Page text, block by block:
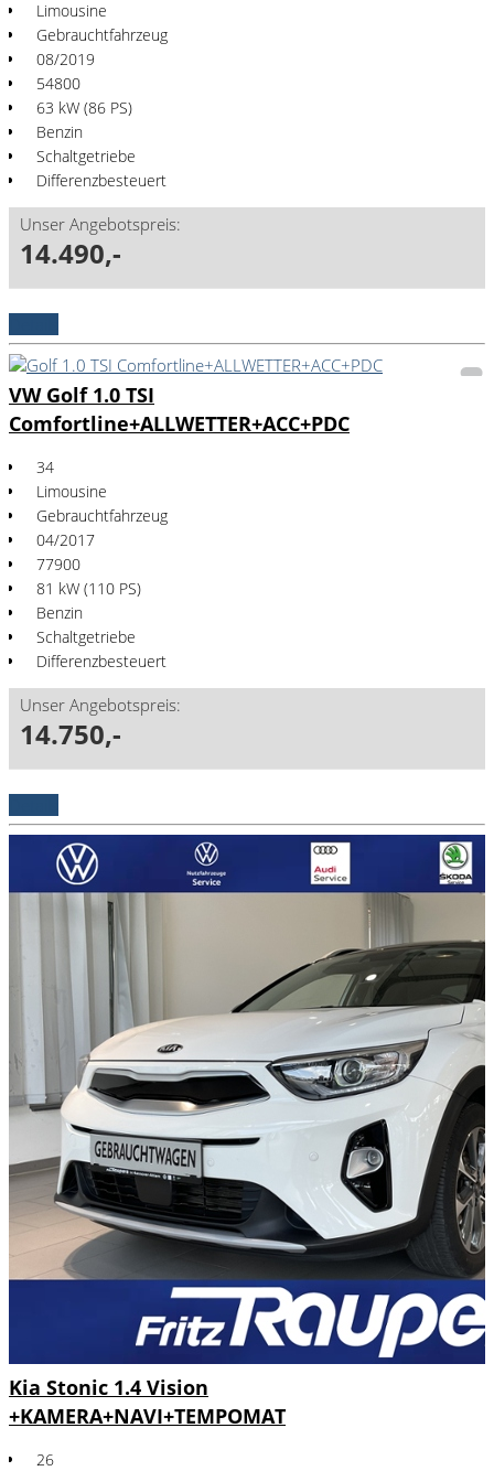
Limousine
Gebrauchtfahrzeug
08/2019
54800
63 kW (86 PS)
Benzin
Schaltgetriebe
Differenzbesteuert
Unser Angebotspreis:
14.490,-
VW Golf 1.0 TSI
Comfortline+ALLWETTER+ACC+PDC
34
Limousine
Gebrauchtfahrzeug
04/2017
77900
81 kW (110 PS)
Benzin
Schaltgetriebe
Differenzbesteuert
Unser Angebotspreis:
14.750,-
Kia Stonic 1.4 Vision
+KAMERA+NAVI+TEMPOMAT
26